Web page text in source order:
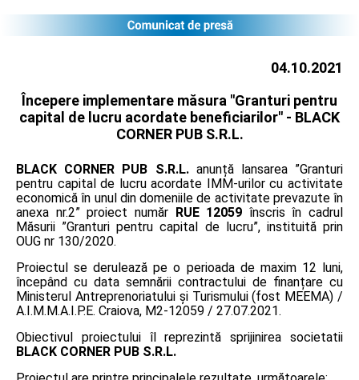
04.10.2021
Începere implementare măsura "Granturi pentru
capital de lucru acordate beneficiarilor" - BLACK
CORNER PUB S.R.L.
BLACK CORNER PUB S.R.L.anunță lansarea ”Granturi
pentru capital de lucru acordate IMM-urilor cu activitate
economică în unul din domeniile de activitate prevazute în
anexa nr.2” proiect număr RUE 12059 înscris în cadrul
Măsurii ”Granturi pentru capital de lucru”, instituită prin
OUG nr 130/2020.
Proiectul se derulează pe o perioada de maxim 12 luni,
începând cu data semnării contractului de finanțare cu
Ministerul Antreprenoriatului și Turismului (fost MEEMA) /
A.I.M.M.A.I.P.E. Craiova, M2-12059 / 27.07.2021.
Obiectivul proiectului îl reprezintă sprijinirea societatii
BLACK CORNER PUB S.R.L.